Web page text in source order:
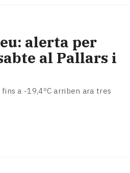
alerta per
al Pallars i
a -19,4ºC arriben ara tres